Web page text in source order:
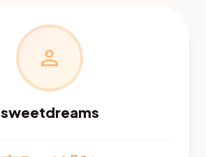
person
sweetdreams